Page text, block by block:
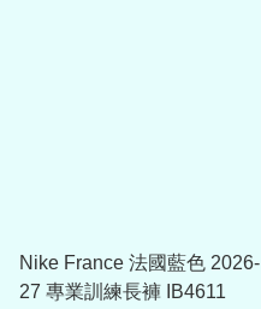
Nike France 法國藍色 2026-
27 專業訓練長褲 IB4611